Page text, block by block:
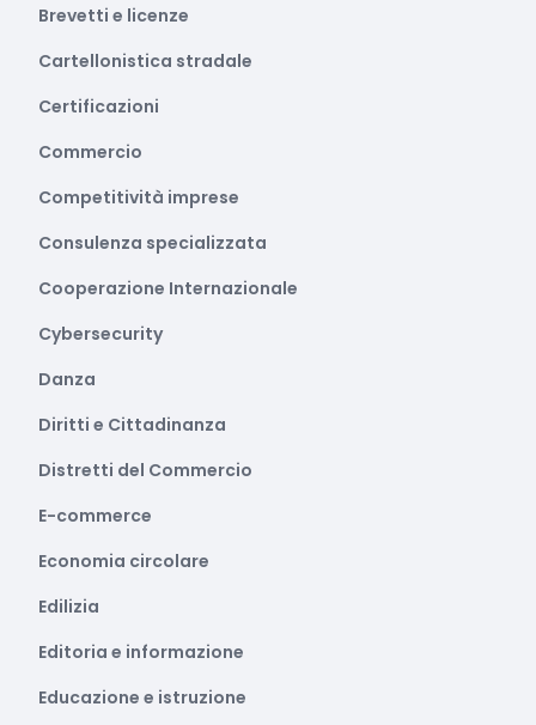
Brevetti e licenze
Cartellonistica stradale
Certificazioni
Commercio
Competitività imprese
Consulenza specializzata
Cooperazione Internazionale
Cybersecurity
Danza
Diritti e Cittadinanza
Distretti del Commercio
E-commerce
Economia circolare
Edilizia
Editoria e informazione
Educazione e istruzione